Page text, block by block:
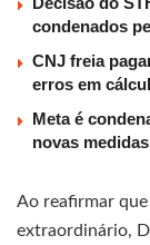
condenados
CNJ freia
erros em
Meta é
novas
Ao reafirmar
extraordinário,